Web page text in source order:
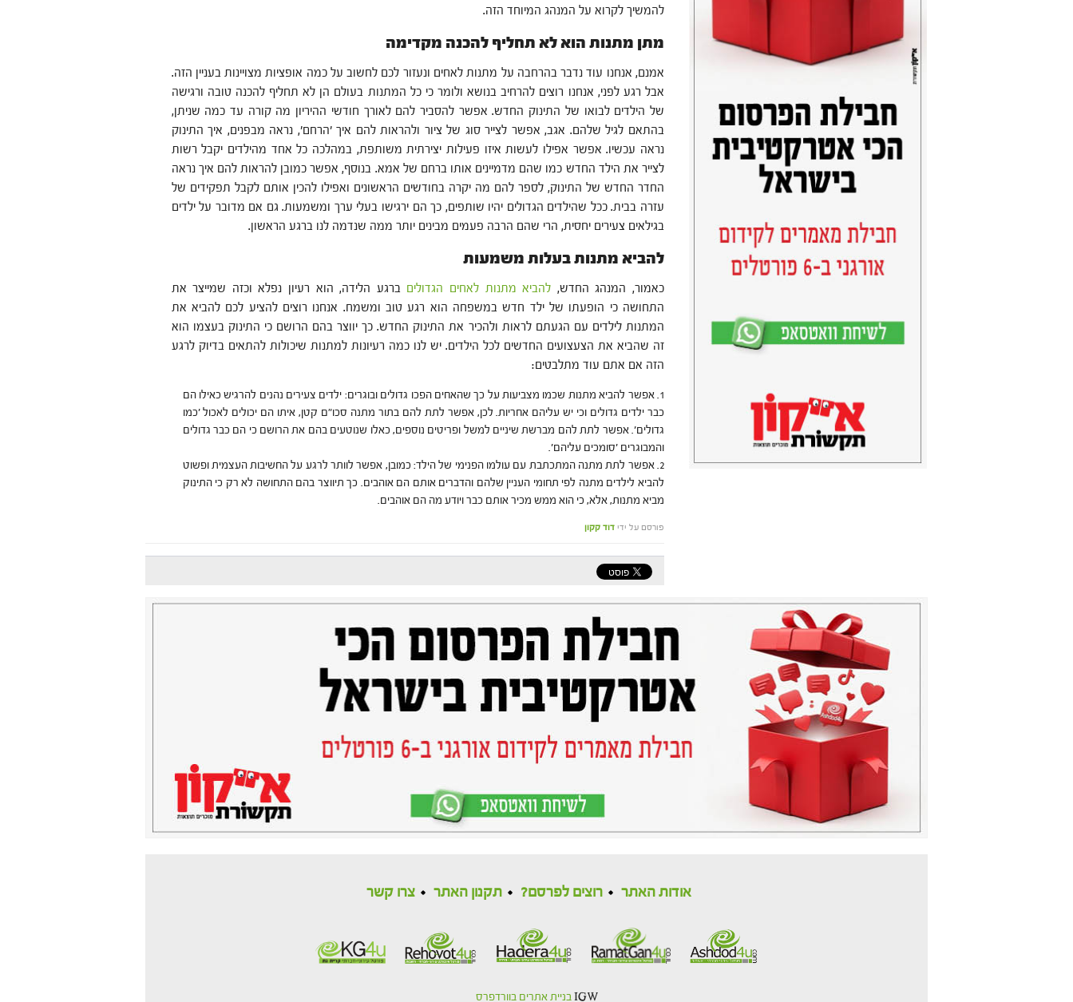
להמשיך לקרוא על המנהג המיוחד הזה.
מתן מתנות הוא לא תחליף להכנה מקדימה
אמנם, אנחנו עוד נדבר בהרחבה על מתנות לאחים ונעזור לכם לחשוב על כמה אופציות מצויינות בעניין הזה.
אבל רגע לפני, אנחנו רוצים להרחיב בנושא ולומר כי כל המתנות בעולם הן לא תחליף להכנה טובה ורגישה
של הילדים לבואו של התינוק החדש. אפשר להסביר להם לאורך חודשי ההיריון מה קורה עד כמה שניתן,
בהתאם לגיל שלהם. אגב, אפשר לצייר סוג של ציור ולהראות להם איך 'הרחם', נראה מבפנים, איך התינוק
נראה עכשיו. אפשר אפילו לעשות איזו פעילות יצירתית משותפת, במהלכה כל אחד מהילדים יקבל רשות
לצייר את הילד החדש כמו שהם מדמיינים אותו ברחם של אמא. בנוסף, אפשר כמובן להראות להם איך נראה
החדר החדש של התינוק, לספר להם מה יקרה בחודשים הראשונים ואפילו להכין אותם לקבל תפקידים של
עזרה בבית. ככל שהילדים הגדולים יהיו שותפים, כך הם ירגישו בעלי ערך ומשמעות. גם אם מדובר על ילדים
בגילאים צעירים יחסית, הרי שהם הרבה פעמים מבינים יותר ממה שנדמה לנו ברגע הראשון.
להביא מתנות בעלות משמעות
כאמור, המנהג החדש, להביא מתנות לאחים הגדולים ברגע הלידה, הוא רעיון נפלא וכזה שמייצר את
התחושה כי הופעתו של ילד חדש במשפחה הוא רגע טוב ומשמח. אנחנו רוצים להציע לכם להביא את
המתנות לילדים עם הגעתם לראות ולהכיר את התינוק החדש. כך יווצר בהם הרושם כי התינוק בעצמו הוא
זה שהביא את הצעצועים החדשים לכל הילדים. יש לנו כמה רעיונות למתנות שיכולות להתאים בדיוק לרגע
הזה אם אתם עוד מתלבטים:
אפשר להביא מתנות שכמו מצביעות על כך שהאחים הפכו גדולים ובוגרים: ילדים צעירים נהנים להרגיש כאילו הם
כבר ילדים גדולים וכי יש עליהם אחריות. לכן, אפשר לתת להם בתור מתנה סכו"ם קטן, איתו הם יכולים לאכול 'כמו
גדולים'. אפשר לתת להם מברשת שיניים למשל ופריטים נוספים, כאלו שנוטעים בהם את הרושם כי הם כבר גדולים
והמבוגרים 'סומכים עליהם'.
אפשר לתת מתנה המתכתבת עם עולמו הפנימי של הילד: כמובן, אפשר לוותר לרגע על החשיבות העצמית ופשוט
להביא לילדים מתנה לפי תחומי העניין שלהם והדברים אותם הם אוהבים. כך תיווצר בהם התחושה לא רק כי התינוק
מביא מתנות, אלא, כי הוא ממש מכיר אותם כבר ויודע מה הם אוהבים.
פורסם על ידי דוד קקון
אודות האתר רוצים לפרסם? תקנון האתר צרו קשר
IGW בניית אתרים בוורדפרס